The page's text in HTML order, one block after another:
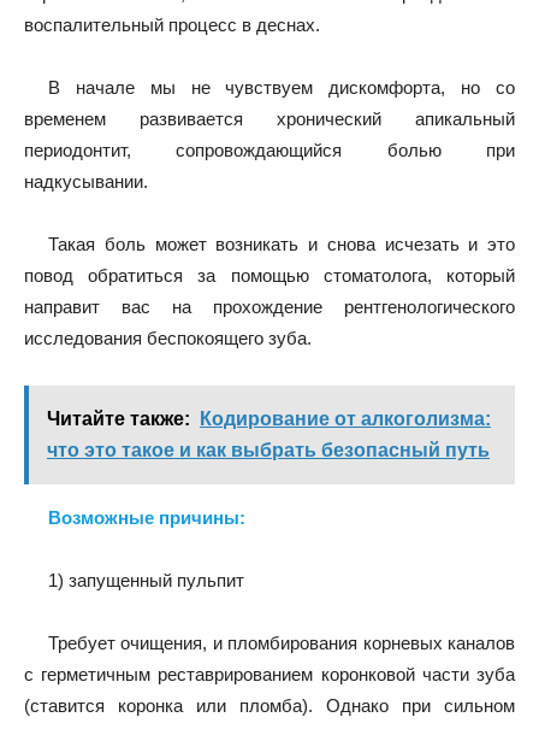
воспалительный процесс в деснах.
В начале мы не чувствуем дискомфорта, но со
временем развивается хронический апикальный
периодонтит, сопровождающийся болью при
надкусывании.
Такая боль может возникать и снова исчезать и это
повод обратиться за помощью стоматолога, который
направит вас на прохождение рентгенологического
исследования беспокоящего зуба.
Читайте также:
Кодирование от алкоголизма:
что это такое и как выбрать безопасный путь
Возможные причины:
1) запущенный пульпит
Требует очищения, и пломбирования корневых каналов
с герметичным реставрированием коронковой части зуба
(ставится коронка или пломба). Однако при сильном